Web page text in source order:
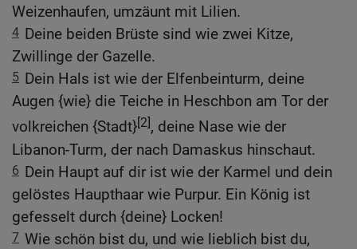
Weizenhaufen, umzäunt mit Lilien.
4 Deine beiden Brüste sind wie zwei Kitze,
Zwillinge der Gazelle.
5 Dein Hals ist wie der Elfenbeinturm, deine
Augen {wie} die Teiche in Heschbon am Tor der
volkreichen {Stadt}[2], deine Nase wie der
Libanon-Turm, der nach Damaskus hinschaut.
6 Dein Haupt auf dir ist wie der Karmel und dein
gelöstes Haupthaar wie Purpur. Ein König ist
gefesselt durch {deine} Locken!
7 Wie schön bist du, und wie lieblich bist du,